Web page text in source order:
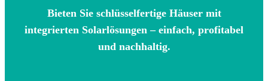
Bieten Sie schlüsselfertige Häuser mit
integrierten Solarlösungen – einfach, profitabel
und nachhaltig.